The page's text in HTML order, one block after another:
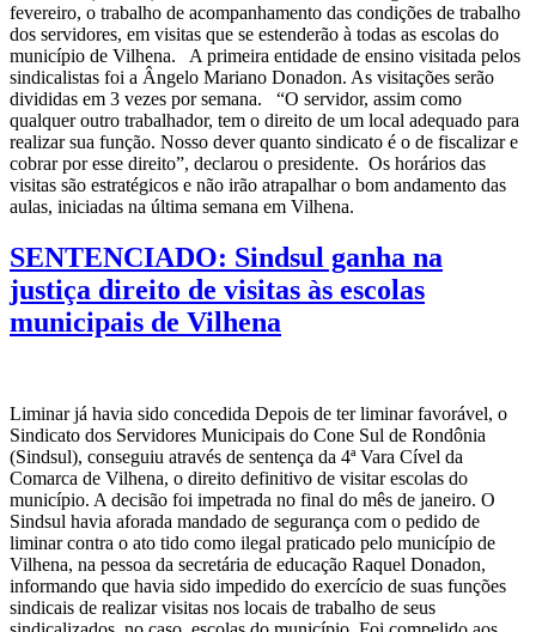
fevereiro, o trabalho de acompanhamento das condições de trabalho
dos servidores, em visitas que se estenderão à todas as escolas do
município de Vilhena. A primeira entidade de ensino visitada pelos
sindicalistas foi a Ângelo Mariano Donadon. As visitações serão
divididas em 3 vezes por semana. “O servidor, assim como
qualquer outro trabalhador, tem o direito de um local adequado para
realizar sua função. Nosso dever quanto sindicato é o de fiscalizar e
cobrar por esse direito”, declarou o presidente. Os horários das
visitas são estratégicos e não irão atrapalhar o bom andamento das
aulas, iniciadas na última semana em Vilhena.
SENTENCIADO: Sindsul ganha na
justiça direito de visitas às escolas
municipais de Vilhena
Liminar já havia sido concedida Depois de ter liminar favorável, o
Sindicato dos Servidores Municipais do Cone Sul de Rondônia
(Sindsul), conseguiu através de sentença da 4ª Vara Cível da
Comarca de Vilhena, o direito definitivo de visitar escolas do
município. A decisão foi impetrada no final do mês de janeiro. O
Sindsul havia aforada mandado de segurança com o pedido de
liminar contra o ato tido como ilegal praticado pelo município de
Vilhena, na pessoa da secretária de educação Raquel Donadon,
informando que havia sido impedido do exercício de suas funções
sindicais de realizar visitas nos locais de trabalho de seus